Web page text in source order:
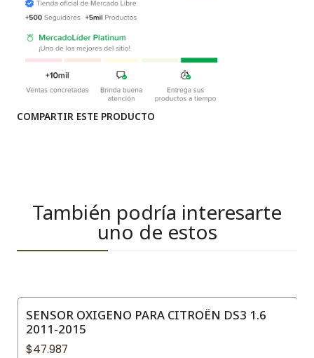
COMPARTIR ESTE PRODUCTO
También podría interesarte
uno de estos
SENSOR OXIGENO PARA CITROËN DS3 1.6
2011-2015
$47.987